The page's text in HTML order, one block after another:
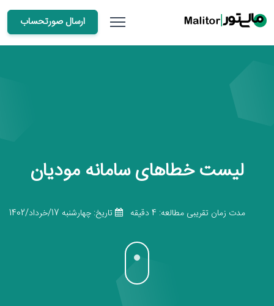
ارسال صورتحساب
لیست خطاهای سامانه مودیان
مدت زمان تقریبی مطالعه: 4 دقیقه تاریخ: چهارشنبه 17/خرداد/1402